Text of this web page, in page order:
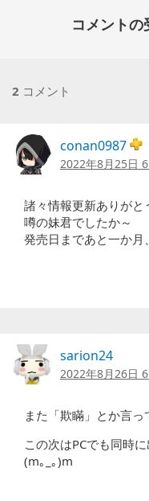
コメントの
2 コメント
conan0987
2022年8月25日
諸々情報更新ありがと
噂の妹君でしたか～
発売日まであと一か月
sarion24
2022年8月26日
また「欺瞞」とか言
この次はPCでも同時
(m｡_｡)m